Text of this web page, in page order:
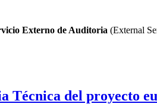
Externo de Auditoria (External
Técnica del proyecto